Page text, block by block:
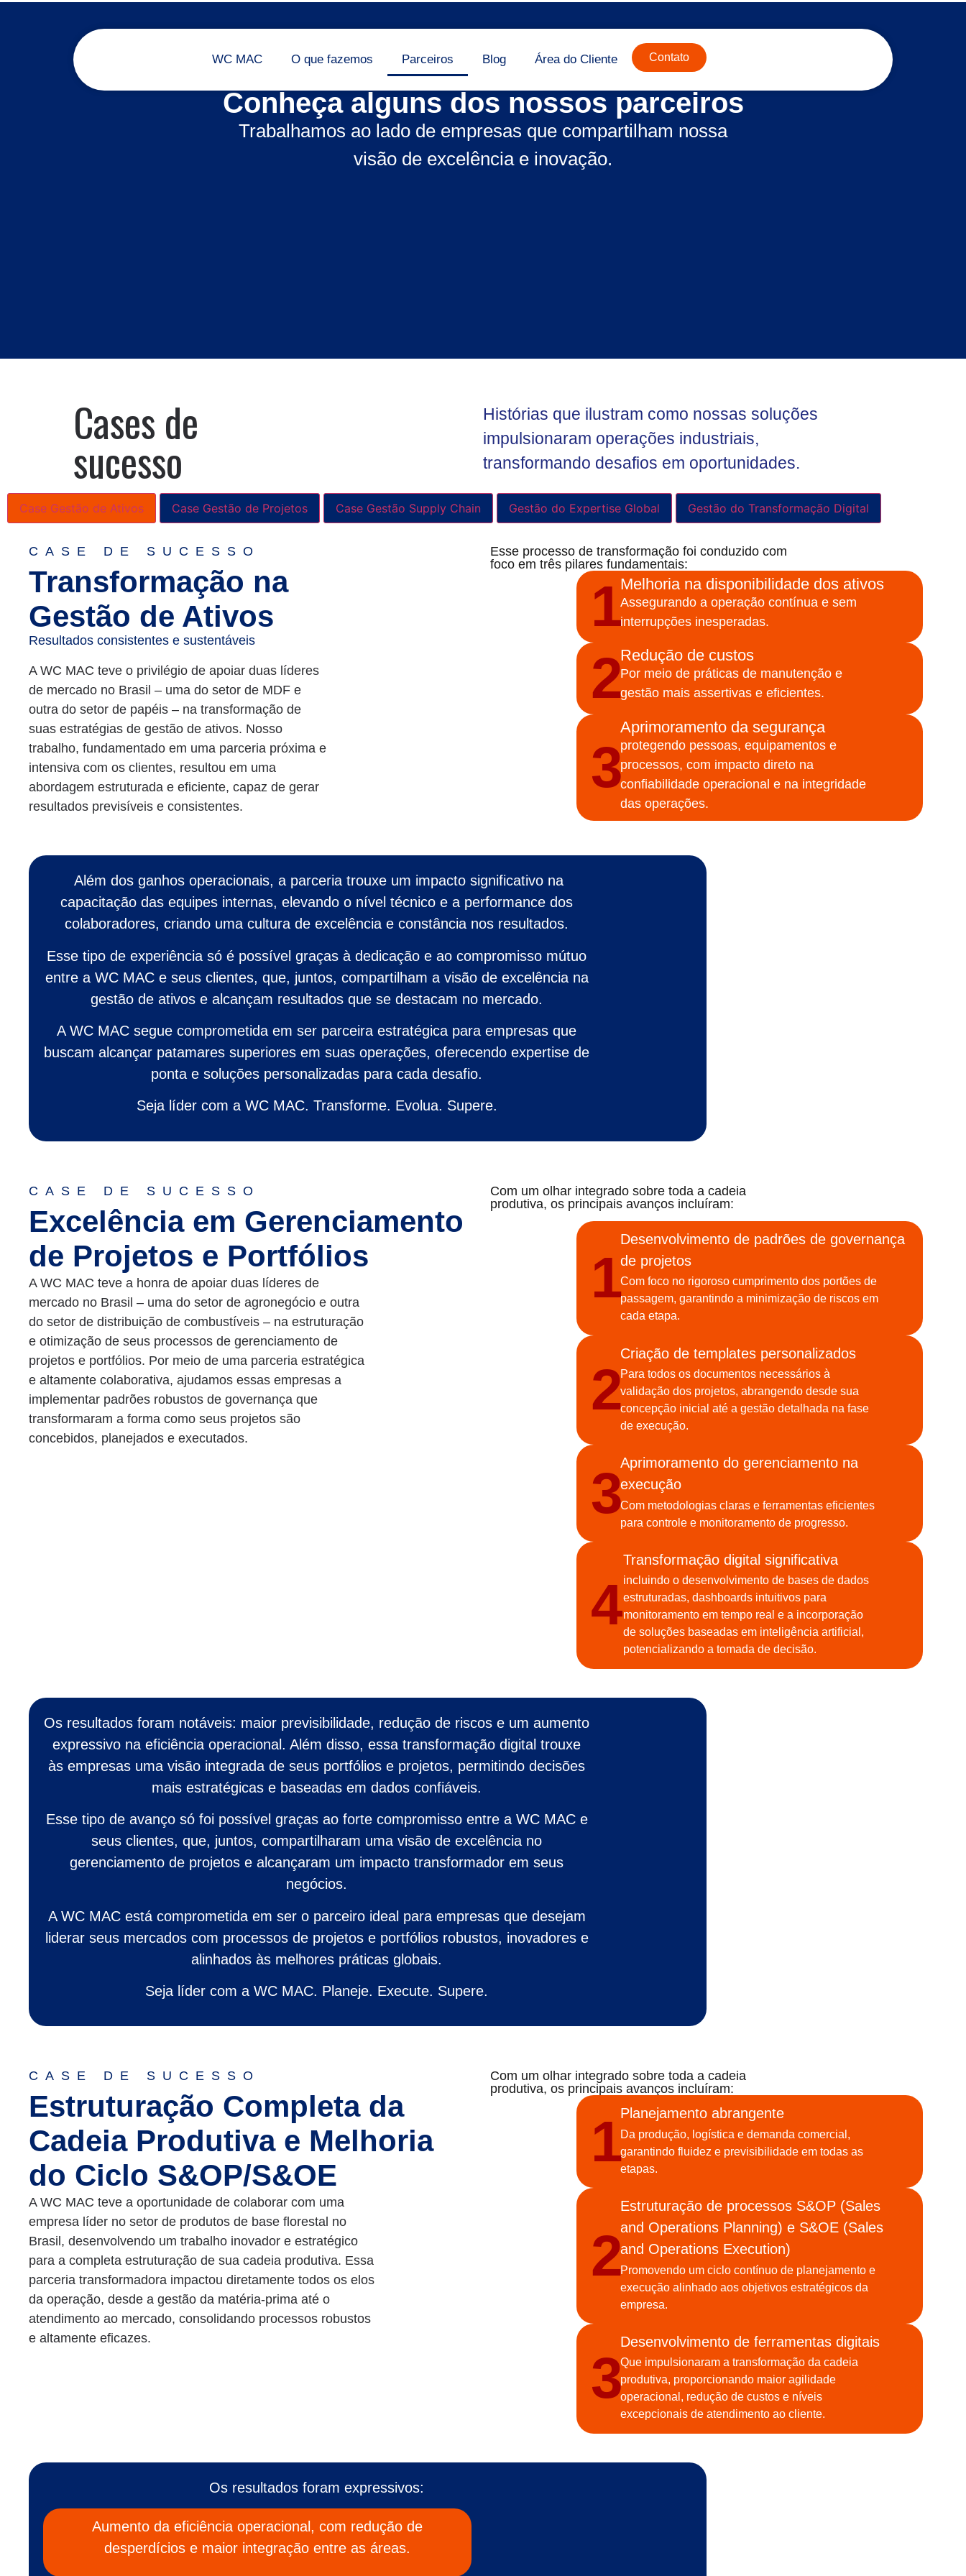
WC MAC O que fazemos Parceiros Blog Área do Cliente Contato
Conheça alguns dos nossos parceiros
Trabalhamos ao lado de empresas que compartilham nossa
visão de excelência e inovação.
Cases de
sucesso
Histórias que ilustram como nossas soluções
impulsionaram operações industriais,
transformando desafios em oportunidades.
Case Gestão de Ativos Case Gestão de Projetos Case Gestão Supply Chain Gestão do Expertise Global Gestão do Transformação Digital
CASE DE SUCESSO
Transformação na
Gestão de Ativos
Resultados consistentes e sustentáveis
A WC MAC teve o privilégio de apoiar duas líderes
de mercado no Brasil – uma do setor de MDF e
outra do setor de papéis – na transformação de
suas estratégias de gestão de ativos. Nosso
trabalho, fundamentado em uma parceria próxima e
intensiva com os clientes, resultou em uma
abordagem estruturada e eficiente, capaz de gerar
resultados previsíveis e consistentes.
Esse processo de transformação foi conduzido com
foco em três pilares fundamentais:
1Melhoria na disponibilidade dos ativos
Assegurando a operação contínua e sem
interrupções inesperadas.
2Redução de custos
Por meio de práticas de manutenção e
gestão mais assertivas e eficientes.
3
Aprimoramento da segurança
protegendo pessoas, equipamentos e
processos, com impacto direto na
confiabilidade operacional e na integridade
das operações.
Além dos ganhos operacionais, a parceria trouxe um impacto significativo na
capacitação das equipes internas, elevando o nível técnico e a performance dos
colaboradores, criando uma cultura de excelência e constância nos resultados.
Esse tipo de experiência só é possível graças à dedicação e ao compromisso mútuo
entre a WC MAC e seus clientes, que, juntos, compartilham a visão de excelência na
gestão de ativos e alcançam resultados que se destacam no mercado.
A WC MAC segue comprometida em ser parceira estratégica para empresas que
buscam alcançar patamares superiores em suas operações, oferecendo expertise de
ponta e soluções personalizadas para cada desafio.
Seja líder com a WC MAC. Transforme. Evolua. Supere.
CASE DE SUCESSO
Excelência em Gerenciamento
de Projetos e Portfólios
A WC MAC teve a honra de apoiar duas líderes de
mercado no Brasil – uma do setor de agronegócio e outra
do setor de distribuição de combustíveis – na estruturação
e otimização de seus processos de gerenciamento de
projetos e portfólios. Por meio de uma parceria estratégica
e altamente colaborativa, ajudamos essas empresas a
implementar padrões robustos de governança que
transformaram a forma como seus projetos são
concebidos, planejados e executados.
Com um olhar integrado sobre toda a cadeia
produtiva, os principais avanços incluíram:
1
Desenvolvimento de padrões de governança
de projetos
Com foco no rigoroso cumprimento dos portões de
passagem, garantindo a minimização de riscos em
cada etapa.
2
Criação de templates personalizados
Para todos os documentos necessários à
validação dos projetos, abrangendo desde sua
concepção inicial até a gestão detalhada na fase
de execução.
3Aprimoramento do gerenciamento na
execução
Com metodologias claras e ferramentas eficientes
para controle e monitoramento de progresso.
4
Transformação digital significativa
incluindo o desenvolvimento de bases de dados
estruturadas, dashboards intuitivos para
monitoramento em tempo real e a incorporação
de soluções baseadas em inteligência artificial,
potencializando a tomada de decisão.
Os resultados foram notáveis: maior previsibilidade, redução de riscos e um aumento
expressivo na eficiência operacional. Além disso, essa transformação digital trouxe
às empresas uma visão integrada de seus portfólios e projetos, permitindo decisões
mais estratégicas e baseadas em dados confiáveis.
Esse tipo de avanço só foi possível graças ao forte compromisso entre a WC MAC e
seus clientes, que, juntos, compartilharam uma visão de excelência no
gerenciamento de projetos e alcançaram um impacto transformador em seus
negócios.
A WC MAC está comprometida em ser o parceiro ideal para empresas que desejam
liderar seus mercados com processos de projetos e portfólios robustos, inovadores e
alinhados às melhores práticas globais.
Seja líder com a WC MAC. Planeje. Execute. Supere.
CASE DE SUCESSO
Estruturação Completa da
Cadeia Produtiva e Melhoria
do Ciclo S&OP/S&OE
A WC MAC teve a oportunidade de colaborar com uma
empresa líder no setor de produtos de base florestal no
Brasil, desenvolvendo um trabalho inovador e estratégico
para a completa estruturação de sua cadeia produtiva. Essa
parceria transformadora impactou diretamente todos os elos
da operação, desde a gestão da matéria-prima até o
atendimento ao mercado, consolidando processos robustos
e altamente eficazes.
Com um olhar integrado sobre toda a cadeia
produtiva, os principais avanços incluíram:
1Planejamento abrangente
Da produção, logística e demanda comercial,
garantindo fluidez e previsibilidade em todas as
etapas.
2
Estruturação de processos S&OP (Sales
and Operations Planning) e S&OE (Sales
and Operations Execution)
Promovendo um ciclo contínuo de planejamento e
execução alinhado aos objetivos estratégicos da
empresa.
3
Desenvolvimento de ferramentas digitais
Que impulsionaram a transformação da cadeia
produtiva, proporcionando maior agilidade
operacional, redução de custos e níveis
excepcionais de atendimento ao cliente.
Os resultados foram expressivos:
Aumento da eficiência operacional, com redução de
desperdícios e maior integração entre as áreas.